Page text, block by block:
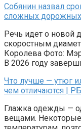
Собянин назвал
сложных
Речь идет о новой
скоростным
Королева Фото:
В 2026 году
Что лучше — утюг
чем отличаются |
Глажка одежды —
вещами.